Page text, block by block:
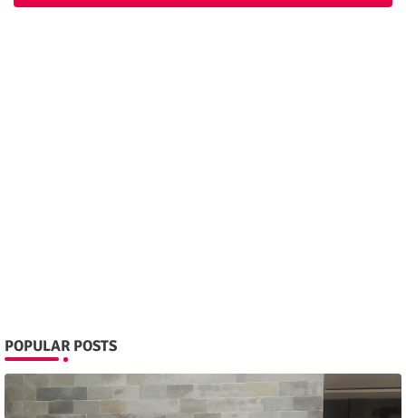
POPULAR POSTS